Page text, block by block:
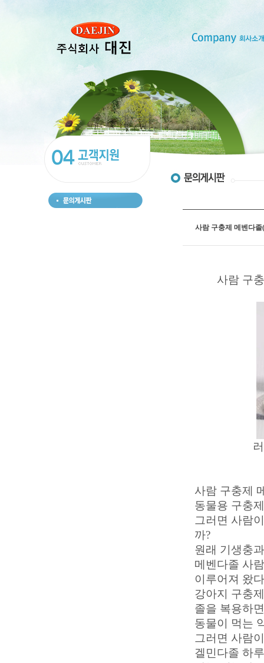
사람 구충제 메벤다
사람 구
사람 구충제
동물용 구충
그러면 사람
까?
원래 기생충
메벤다졸 사
이루어져 왔
강아지 구충
졸을 복용하
동물이 먹는
그러면 사람
겔민다졸 하